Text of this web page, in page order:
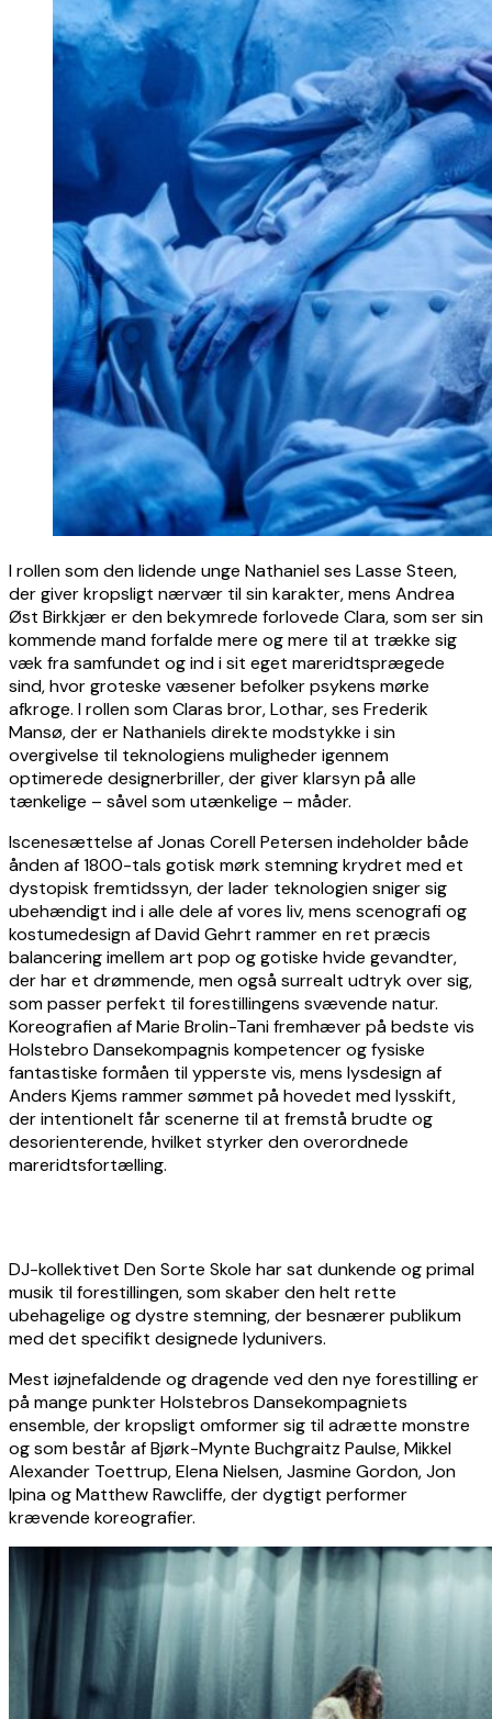
I rollen som den lidende unge Nathaniel ses Lasse Steen,
der giver kropsligt nærvær til sin karakter, mens Andrea
Øst Birkkjær er den bekymrede forlovede Clara, som ser sin
kommende mand forfalde mere og mere til at trække sig
væk fra samfundet og ind i sit eget mareridtsprægede
sind, hvor groteske væsener befolker psykens mørke
afkroge. I rollen som Claras bror, Lothar, ses Frederik
Mansø, der er Nathaniels direkte modstykke i sin
overgivelse til teknologiens muligheder igennem
optimerede designerbriller, der giver klarsyn på alle
tænkelige – såvel som utænkelige – måder.
Iscenesættelse af Jonas Corell Petersen indeholder både
ånden af 1800-tals gotisk mørk stemning krydret med et
dystopisk fremtidssyn, der lader teknologien sniger sig
ubehændigt ind i alle dele af vores liv, mens scenografi og
kostumedesign af David Gehrt rammer en ret præcis
balancering imellem art pop og gotiske hvide gevandter,
der har et drømmende, men også surrealt udtryk over sig,
som passer perfekt til forestillingens svævende natur.
Koreografien af Marie Brolin-Tani fremhæver på bedste vis
Holstebro Dansekompagnis kompetencer og fysiske
fantastiske formåen til ypperste vis, mens lysdesign af
Anders Kjems rammer sømmet på hovedet med lysskift,
der intentionelt får scenerne til at fremstå brudte og
desorienterende, hvilket styrker den overordnede
mareridtsfortælling.
DJ-kollektivet Den Sorte Skole har sat dunkende og primal
musik til forestillingen, som skaber den helt rette
ubehagelige og dystre stemning, der besnærer publikum
med det specifikt designede lydunivers.
Mest iøjnefaldende og dragende ved den nye forestilling er
på mange punkter Holstebros Dansekompagniets
ensemble, der kropsligt omformer sig til adrætte monstre
og som består af Bjørk-Mynte Buchgraitz Paulse, Mikkel
Alexander Toettrup, Elena Nielsen, Jasmine Gordon, Jon
Ipina og Matthew Rawcliffe, der dygtigt performer
krævende koreografier.